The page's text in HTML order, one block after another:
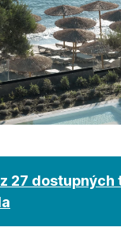
27 dostupných